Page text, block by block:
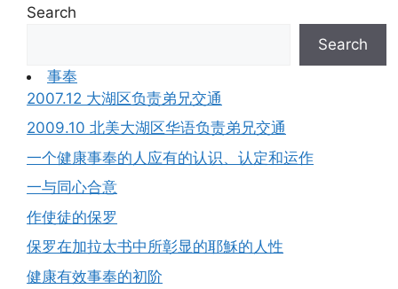
Search
Search
事奉
2007.12 大湖区负责弟兄交通
2009.10 北美大湖区华语负责弟兄交通
一个健康事奉的人应有的认识、认定和运作
一与同心合意
作使徒的保罗
保罗在加拉太书中所彰显的耶穌的人性
健康有效事奉的初阶